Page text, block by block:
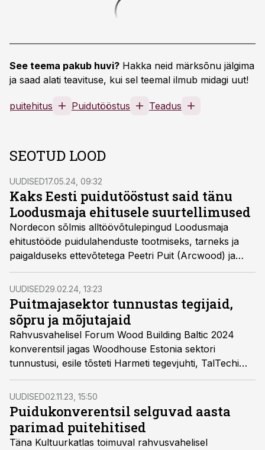
See teema pakub huvi? Hakka neid märksõnu jälgima
ja saad alati teavituse, kui sel teemal ilmub midagi uut!
puitehitus Puidutööstus Teadus
SEOTUD LOOD
UUDISED17.05.24, 09:32
Kaks Eesti puidutööstust said tänu
Loodusmaja ehitusele suurtellimused
Nordecon sõlmis alltöövõtulepingud Loodusmaja
ehitustööde puidulahenduste tootmiseks, tarneks ja
paigalduseks ettevõtetega Peetri Puit (Arcwood) ja
EstNor.
UUDISED29.02.24, 13:23
Puitmajasektor tunnustas tegijaid,
sõpru ja mõjutajaid
Rahvusvahelisel Forum Wood Building Baltic 2024
konverentsil jagas Woodhouse Estonia sektori
tunnustusi, esile tõsteti Harmeti tegevjuhti, TalTechi
ehituskonstruktsioonide professorit, Ukraina
ülesehituse eestvedajat ja puitehituse arengute eest
seisjaid.
UUDISED02.11.23, 15:50
Puidukonverentsil selguvad aasta
parimad puitehitised
Täna Kultuurkatlas toimuval rahvusvahelisel